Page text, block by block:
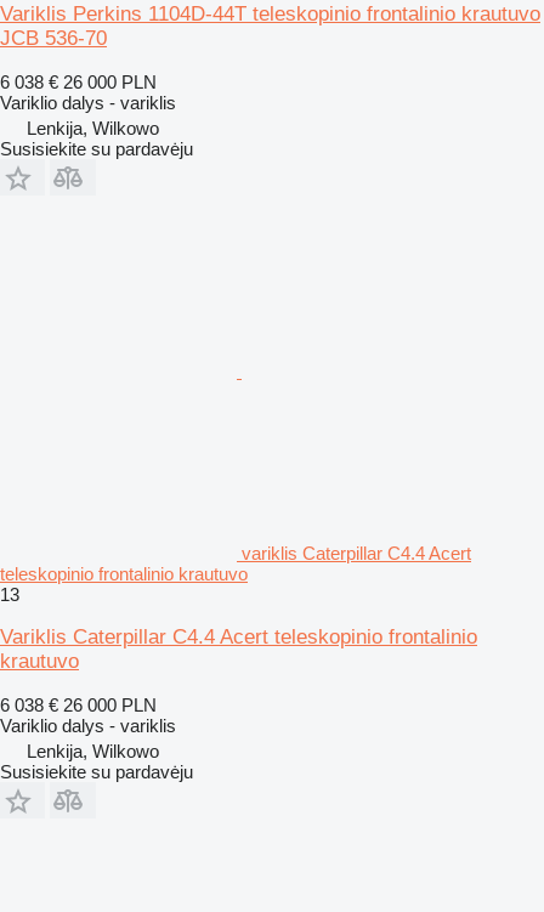
Variklis Perkins 1104D-44T teleskopinio frontalinio krautuvo
JCB 536-70
6 038 € 26 000 PLN
Variklio dalys - variklis
Lenkija, Wilkowo
Susisiekite su pardavėju
variklis Caterpillar C4.4 Acert
teleskopinio frontalinio krautuvo
13
Variklis Caterpillar C4.4 Acert teleskopinio frontalinio
krautuvo
6 038 € 26 000 PLN
Variklio dalys - variklis
Lenkija, Wilkowo
Susisiekite su pardavėju